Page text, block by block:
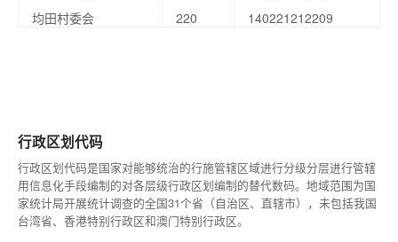
均田村委会
220 140221212209
行政区划代码
行政区划代码是国家对能够统治的行施管辖区域进行分级分层进行管辖
用信息化手段编制的对各层级行政区划编制的替代数码。地域范围为国
家统计局开展统计调查的全国31个省（自治区、直辖市），未包括我国
台湾省、香港特别行政区和澳门特别行政区。